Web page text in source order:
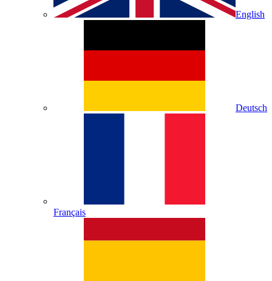
English
Deutsch
Français